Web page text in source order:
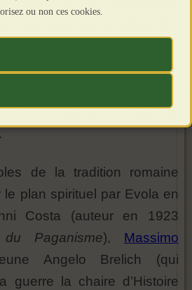
, de manière irrégulière
dans la page culturelle du
Il Regime Fascistade
de la tradition romaine
plan spirituel par Evola en
Costa (auteur en 1923
Paganisme), Massimo
Angelo Brelich (qui
guerre la chaire d’Histoire
ou non ces cookies.